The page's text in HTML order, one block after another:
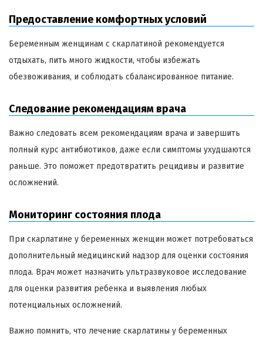
Предоставление комфортных условий
Беременным женщинам с скарлатиной рекомендуется
отдыхать, пить много жидкости, чтобы избежать
обезвоживания, и соблюдать сбалансированное питание.
Следование рекомендациям врача
Важно следовать всем рекомендациям врача и завершить
полный курс антибиотиков, даже если симптомы ухудшаются
раньше. Это поможет предотвратить рецидивы и развитие
осложнений.
Мониторинг состояния плода
При скарлатине у беременных женщин может потребоваться
дополнительный медицинский надзор для оценки состояния
плода. Врач может назначить ультразвуковое исследование
для оценки развития ребенка и выявления любых
потенциальных осложнений.
Важно помнить, что лечение скарлатины у беременных